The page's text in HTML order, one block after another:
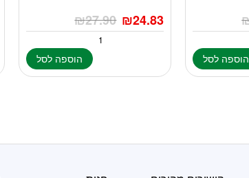
הוספה לסל
₪27.90 ₪24.83
הוספה לסל